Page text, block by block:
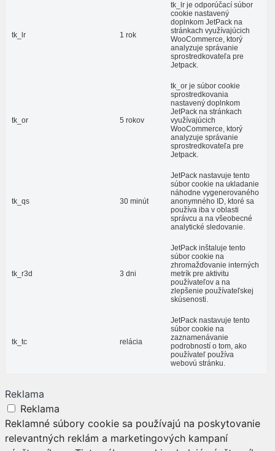
tk_lr 1 rok
tk_lr je odporúčací súbor
cookie nastavený
doplnkom JetPack na
stránkach využívajúcich
WooCommerce, ktorý
analyzuje správanie
sprostredkovateľa pre
Jetpack.
tk_or 5 rokov
tk_or je súbor cookie
sprostredkovania
nastavený doplnkom
JetPack na stránkach
využívajúcich
WooCommerce, ktorý
analyzuje správanie
sprostredkovateľa pre
Jetpack.
tk_qs 30 minút
JetPack nastavuje tento
súbor cookie na ukladanie
náhodne vygenerovaného
anonymného ID, ktoré sa
používa iba v oblasti
správcu a na všeobecné
analytické sledovanie.
tk_r3d 3 dni
JetPack inštaluje tento
súbor cookie na
zhromažďovanie interných
metrík pre aktivitu
používateľov a na
zlepšenie používateľskej
skúsenosti.
tk_tc relácia
JetPack nastavuje tento
súbor cookie na
zaznamenávanie
podrobností o tom, ako
používateľ používa
webovú stránku.
Reklama
Reklama
Reklamné súbory cookie sa používajú na poskytovanie
relevantných reklám a marketingových kampaní